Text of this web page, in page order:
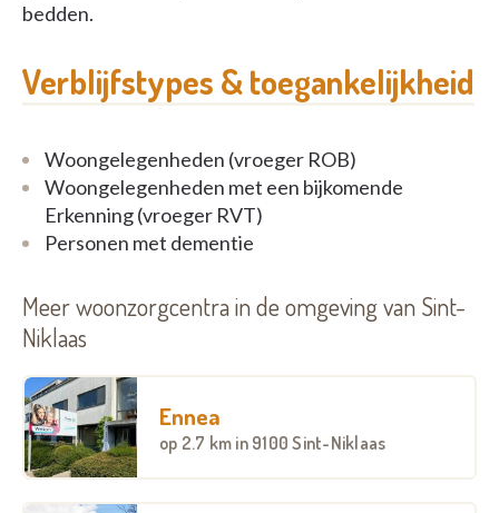
bedden.
Verblijfstypes & toegankelijkheid
Woongelegenheden (vroeger ROB)
Woongelegenheden met een bijkomende
Erkenning (vroeger RVT)
Personen met dementie
Meer woonzorgcentra in de omgeving van Sint-
Niklaas
Ennea
op 2.7 km in 9100 Sint-Niklaas